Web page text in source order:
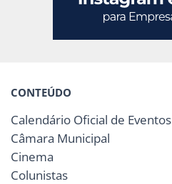
CONTEÚDO
Calendário Oficial de Eventos
Câmara Municipal
Cinema
Colunistas